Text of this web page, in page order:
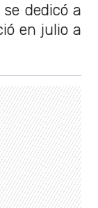
dedicó a
en julio a